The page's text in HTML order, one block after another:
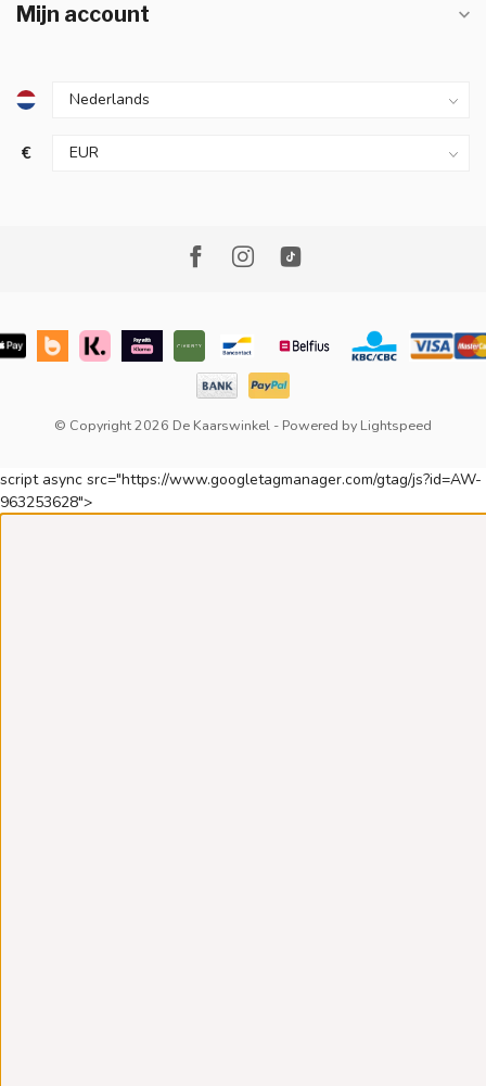
Mijn account
€
© Copyright 2026 De Kaarswinkel - Powered by Lightspeed
script async src="https://www.googletagmanager.com/gtag/js?id=AW-
963253628">